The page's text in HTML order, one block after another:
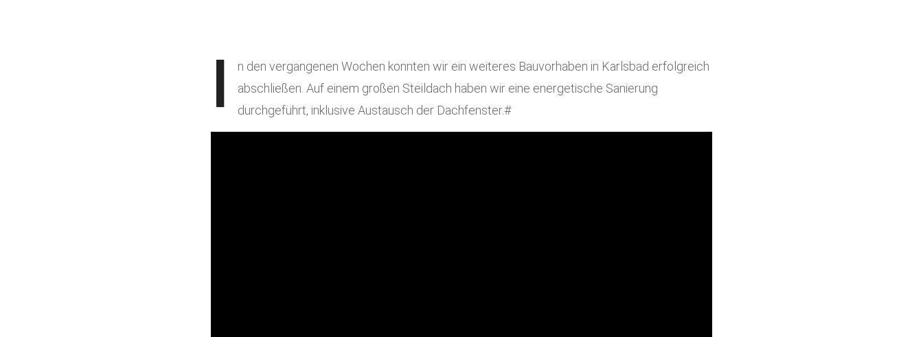
I
n den vergangenen Wochen konnten wir ein weiteres Bauvorhaben in Karlsbad erfolgreich
abschließen. Auf einem großen Steildach haben wir eine energetische Sanierung
durchgeführt, inklusive Austausch der Dachfenster.#